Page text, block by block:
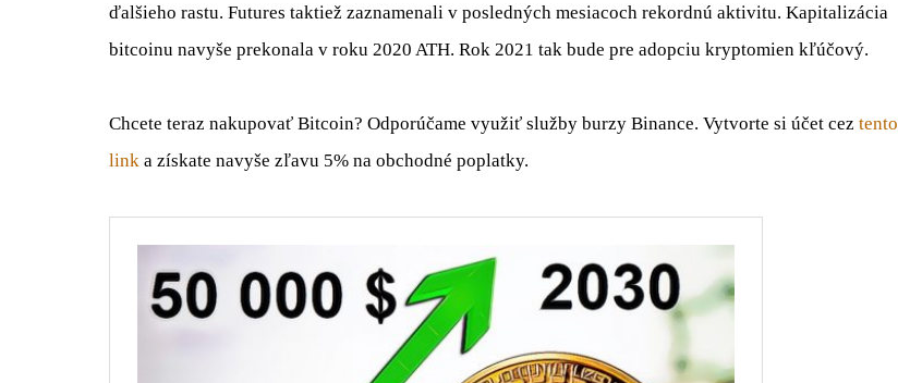
ďalšieho rastu. Futures taktiež zaznamenali v posledných mesiacoch rekordnú aktivitu. Kapitalizácia
bitcoinu navyše prekonala v roku 2020 ATH. Rok 2021 tak bude pre adopciu kryptomien kľúčový.
Chcete teraz nakupovať Bitcoin? Odporúčame využiť služby burzy Binance. Vytvorte si účet cez tento
link a získate navyše zľavu 5% na obchodné poplatky.